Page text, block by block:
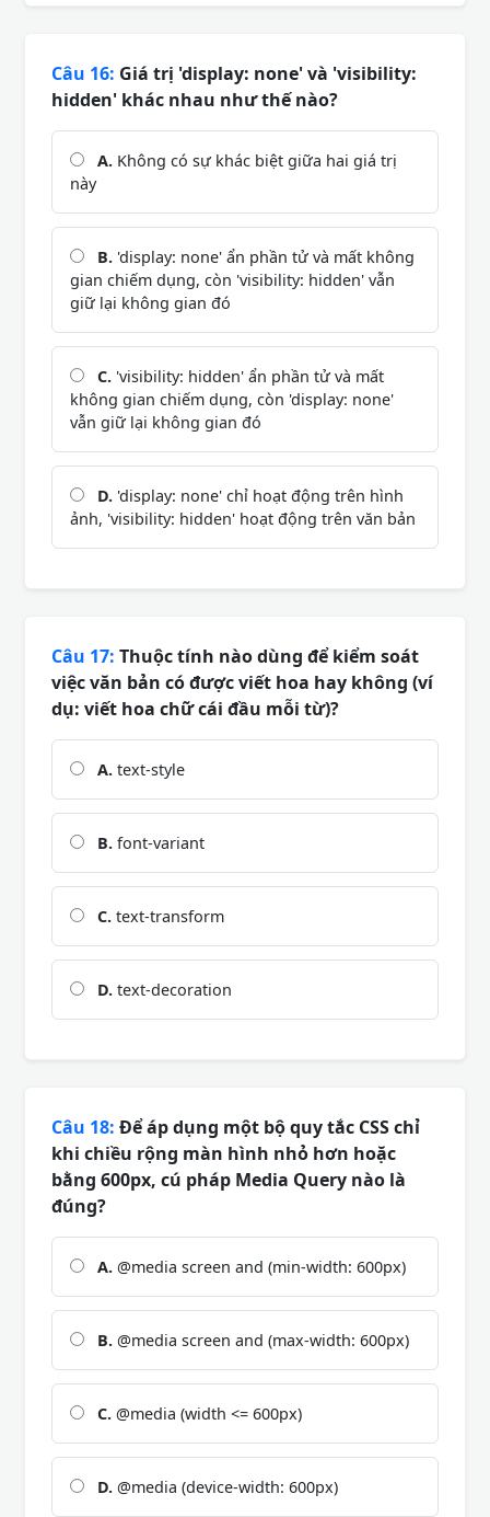
Câu 16: Giá trị 'display: none' và 'visibility:
hidden' khác nhau như thế nào?
A. Không có sự khác biệt giữa hai giá trị
này
B. 'display: none' ẩn phần tử và mất không
gian chiếm dụng, còn 'visibility: hidden' vẫn
giữ lại không gian đó
C. 'visibility: hidden' ẩn phần tử và mất
không gian chiếm dụng, còn 'display: none'
vẫn giữ lại không gian đó
D. 'display: none' chỉ hoạt động trên hình
ảnh, 'visibility: hidden' hoạt động trên văn bản
Câu 17: Thuộc tính nào dùng để kiểm soát
việc văn bản có được viết hoa hay không (ví
dụ: viết hoa chữ cái đầu mỗi từ)?
A. text-style
B. font-variant
C. text-transform
D. text-decoration
Câu 18: Để áp dụng một bộ quy tắc CSS chỉ
khi chiều rộng màn hình nhỏ hơn hoặc
bằng 600px, cú pháp Media Query nào là
đúng?
A. @media screen and (min-width: 600px)
B. @media screen and (max-width: 600px)
C. @media (width <= 600px)
D. @media (device-width: 600px)